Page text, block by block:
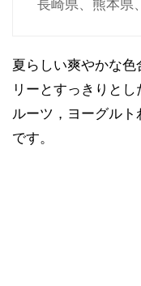
長崎県、熊本県
夏らしい爽やかな
リーとすっきりと
ルーツ，ヨーグル
です。